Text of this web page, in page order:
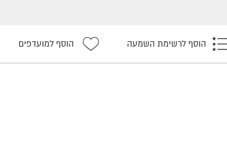
הוסף לרשימת השמעה הוסף למועדפים